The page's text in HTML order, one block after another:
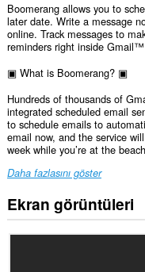
Boomerang allows you to
later date. Write a message
online. Track messages to
reminders right inside Gmail™
▣ What is Boomerang? ▣
Hundreds of thousands of
integrated scheduled email
to schedule emails to
email now, and the service
week while you’re at the
Daha fazlasını göster
Ekran görüntüleri